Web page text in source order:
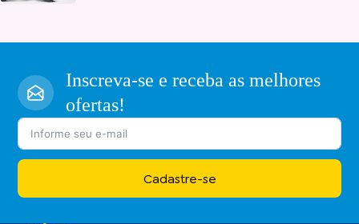
Inscreva-se e receba as melhores
ofertas!
Cadastre-se